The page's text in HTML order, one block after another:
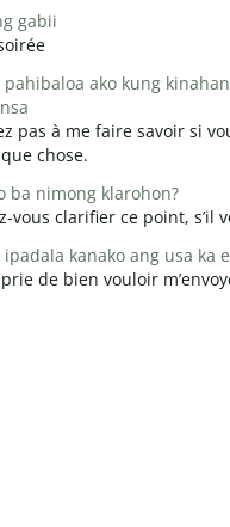
gabii
pahibaloa ako kung
pas à me faire savoir si
chose.
ba nimong klarohon?
vous clarifier ce point, s’il
ipadala kanako ang usa ka
prie de bien vouloir